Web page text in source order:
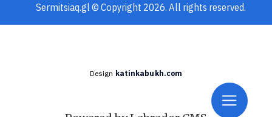
Sermitsiaq.gl © Copyright 2026. All rights reserved.
Design katinkabukh.com